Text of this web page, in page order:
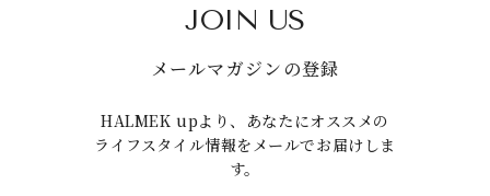
JOIN US
メールマガジンの登録
HALMEK upより、あなたにオススメの
ライフスタイル情報をメールでお届けしま
す。